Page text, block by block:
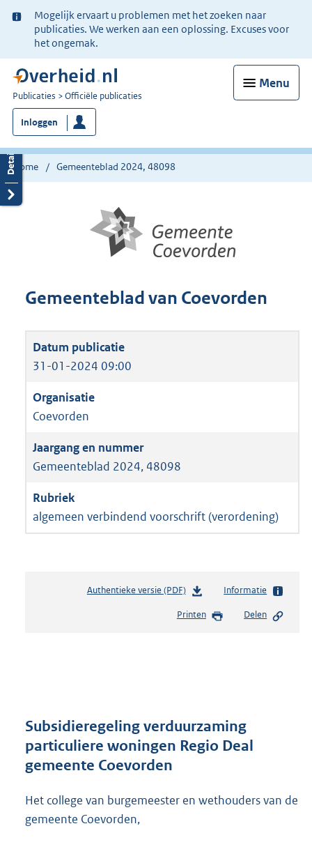
Ter
informatie:
Mogelijk ervaart u problemen met het zoeken naar
publicaties. We werken aan een oplossing. Excuses voor
het ongemak.
Menu
U
bent
nu
hier:
Publicaties Officiële publicaties
Inloggen
Home Gemeenteblad 2024, 48098
Gemeenteblad van Coevorden
31-01-2024 09:00
Coevorden
Gemeenteblad 2024, 48098
algemeen verbindend voorschrift (verordening)
Authentieke versie (PDF)b
s
r
o
Informatie
Printen Delen
Subsidieregeling verduurzaming
particuliere woningen Regio Deal
gemeente Coevorden
Het college van burgemeester en wethouders van de
gemeente Coevorden,